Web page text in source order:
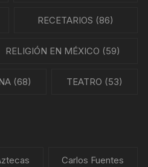
RECETARIOS (86)
RELIGIÓN EN MÉXICO (59)
(68) TEATRO (53)
Carlos Fuentes